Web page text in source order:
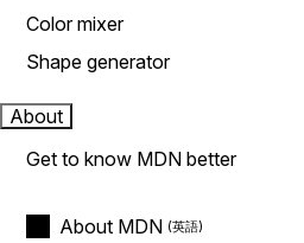
Color mixer
Shape generator
About
Get to know MDN better
About MDN